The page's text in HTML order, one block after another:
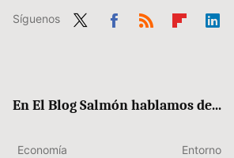
Síguenos
En El Blog Salmón hablamos de...
Economía Entorno